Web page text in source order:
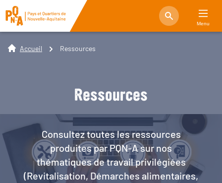
Menu
Accueil Ressources
Ressources
Consultez toutes les ressources
produites par PQN-A sur nos
thématiques de travail privilégiées
(Revitalisation, Démarches alimentaires,